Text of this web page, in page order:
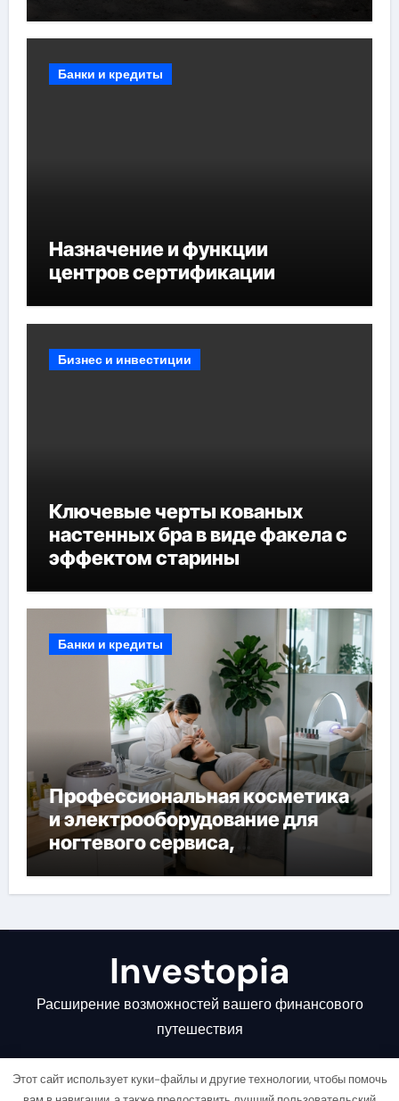
мероприятий и обустройства
Банки и кредиты
Назначение и функции
центров сертификации
Бизнес и инвестиции
Ключевые черты кованых
настенных бра в виде факела с
эффектом старины
Банки и кредиты
Профессиональная косметика
и электрооборудование для
ногтевого сервиса,
наращивания ресниц и
депиляции
Investopia
Расширение возможностей вашего финансового
путешествия
Этот сайт использует куки-файлы и другие технологии, чтобы помочь